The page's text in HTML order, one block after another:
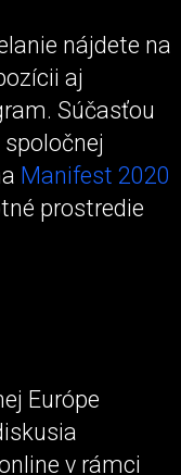
nájdete na
aj
Súčasťou
Manifest 2020
prostredie
Európe
v rámci